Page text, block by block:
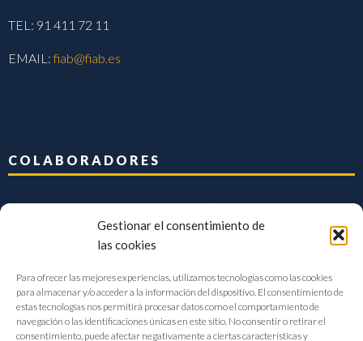
Gestionar el consentimiento de
las cookies
Para ofrecer las mejores experiencias, utilizamos tecnologías como las cookies
para almacenar y/o acceder a la información del dispositivo. El consentimiento de
estas tecnologías nos permitirá procesar datos como el comportamiento de
navegación o las identificaciones únicas en este sitio. No consentir o retirar el
consentimiento, puede afectar negativamente a ciertas características y
TEL: 91 411 72 11
EMAIL:fiab@fiab.es
COLABORADORES